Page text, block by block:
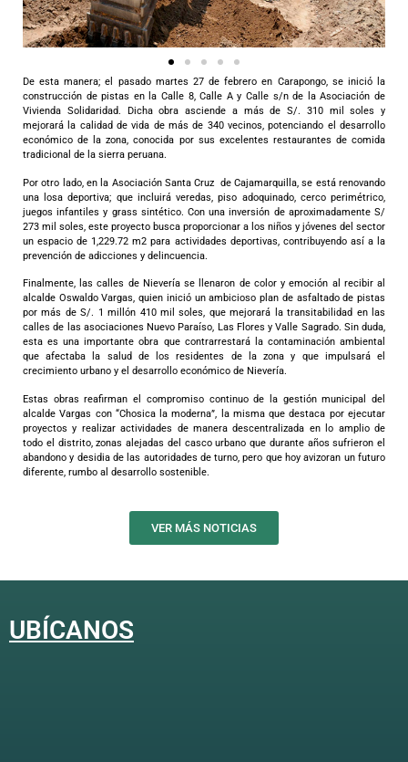
De esta manera; el pasado martes 27 de febrero en Carapongo, se inició la
construcción de pistas en la Calle 8, Calle A y Calle s/n de la Asociación de
Vivienda Solidaridad. Dicha obra asciende a más de S/. 310 mil soles y
mejorará la calidad de vida de más de 340 vecinos, potenciando el desarrollo
económico de la zona, conocida por sus excelentes restaurantes de comida
tradicional de la sierra peruana.
Por otro lado, en la Asociación Santa Cruz de Cajamarquilla, se está renovando
una losa deportiva; que incluirá veredas, piso adoquinado, cerco perimétrico,
juegos infantiles y grass sintético. Con una inversión de aproximadamente S/
273 mil soles, este proyecto busca proporcionar a los niños y jóvenes del sector
un espacio de 1,229.72 m2 para actividades deportivas, contribuyendo así a la
prevención de adicciones y delincuencia.
Finalmente, las calles de Nievería se llenaron de color y emoción al recibir al
alcalde Oswaldo Vargas, quien inició un ambicioso plan de asfaltado de pistas
por más de S/. 1 millón 410 mil soles, que mejorará la transitabilidad en las
calles de las asociaciones Nuevo Paraíso, Las Flores y Valle Sagrado. Sin duda,
esta es una importante obra que contrarrestará la contaminación ambiental
que afectaba la salud de los residentes de la zona y que impulsará el
crecimiento urbano y el desarrollo económico de Nievería.
Estas obras reafirman el compromiso continuo de la gestión municipal del
alcalde Vargas con “Chosica la moderna”, la misma que destaca por ejecutar
proyectos y realizar actividades de manera descentralizada en lo amplio de
todo el distrito, zonas alejadas del casco urbano que durante años sufrieron el
abandono y desidia de las autoridades de turno, pero que hoy avizoran un futuro
diferente, rumbo al desarrollo sostenible.
VER MÁS NOTICIAS
UBÍCANOS